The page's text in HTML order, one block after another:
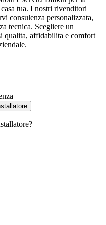
tua. I nostri rivenditori
consulenza personalizzata,
tecnica. Scegliere un
qualita, affidabilita e comfort